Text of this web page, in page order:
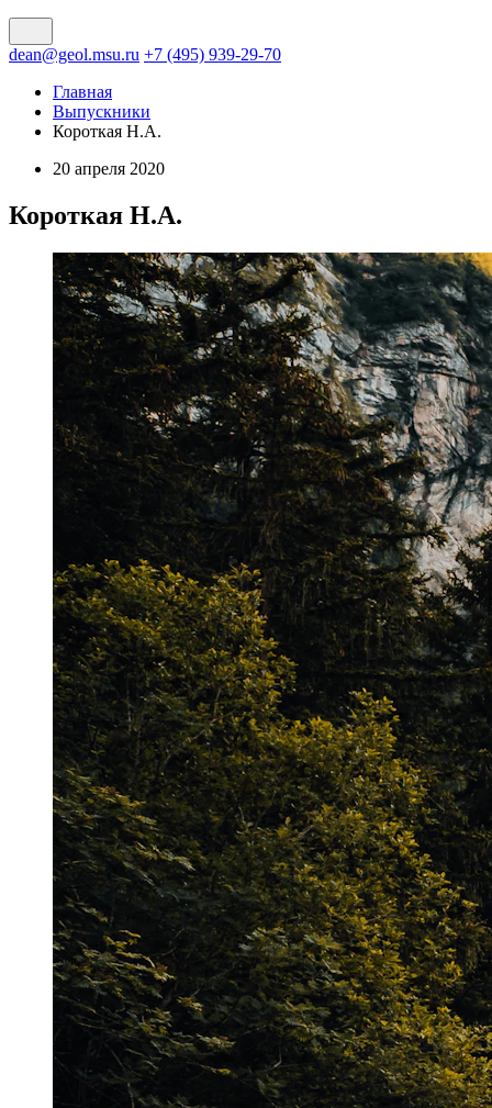
dean@geol.msu.ru +7 (495) 939-29-70
Главная
Выпускники
Короткая Н.А.
20 апреля 2020
Короткая Н.А.